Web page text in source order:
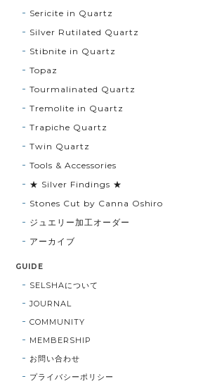
Sericite in Quartz
Silver Rutilated Quartz
Stibnite in Quartz
Topaz
Tourmalinated Quartz
Tremolite in Quartz
Trapiche Quartz
Twin Quartz
Tools & Accessories
★ Silver Findings ★
Stones Cut by Canna Oshiro
ジュエリー加工オーダー
アーカイブ
GUIDE
SELSHAについて
JOURNAL
COMMUNITY
MEMBERSHIP
お問い合わせ
プライバシーポリシー